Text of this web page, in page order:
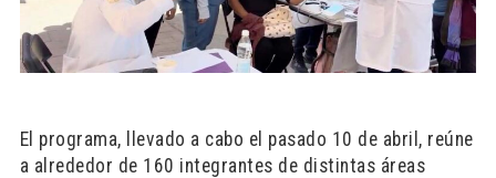
El programa, llevado a cabo el pasado 10 de abril, reúne
a alrededor de 160 integrantes de distintas áreas